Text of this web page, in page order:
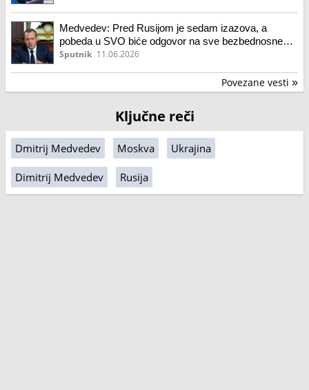
Medvedev: Pred Rusijom je sedam izazova, a
pobeda u SVO biće odgovor na sve bezbednosne
izazove
Sputnik 11.06.2026
Povezane vesti »
Ključne reči
Dmitrij Medvedev Moskva Ukrajina
Dimitrij Medvedev Rusija